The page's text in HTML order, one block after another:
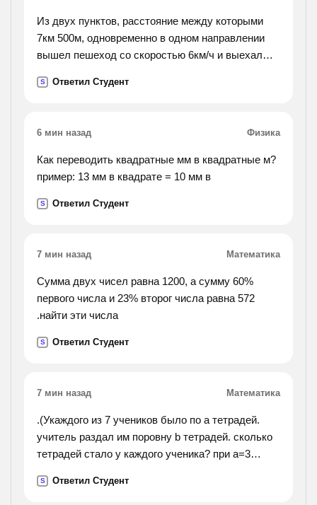
Из двух пунктов, расстояние между которыми
7км 500м, одновременно в одном направлении
вышел пешеход со скоростью 6км/ч и выехал
догнал пешехода через 15мин
S Ответил Студент
6 мин назад Физика
Как переводить квадратные мм в квадратные м?
пример: 13 мм в квадрате = 10 мм в
S Ответил Студент
7 мин назад Математика
Сумма двух чисел равна 1200, а сумму 60%
первого числа и 23% второг числа равна 572
.найти эти числа
S Ответил Студент
7 мин назад Математика
.(Укаждого из 7 учеников было по а тетрадей.
учитель раздал им поровну b тетрадей. сколько
тетрадей стало у каждого ученика? при а=3
S Ответил Студент